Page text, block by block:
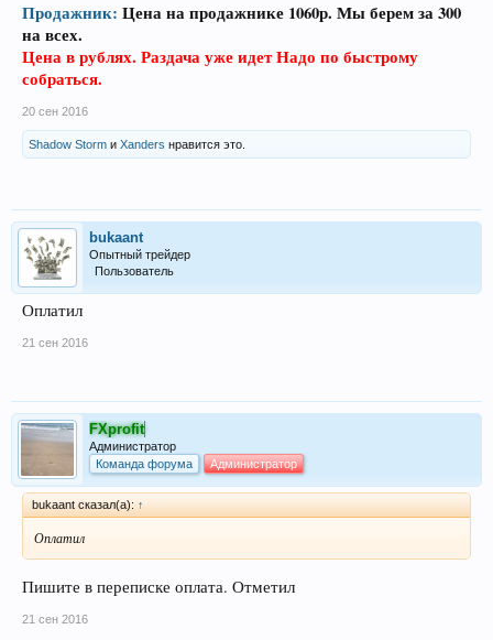
Продажник: Цена на продажнике 1060р. Мы берем за 300
на всех.
Цена в рублях. Раздача уже идет Надо по быстрому
собраться.
20 сен 2016
Shadow Storm и Xanders нравится это.
bukaant
Опытный трейдер
Пользователь
Оплатил
21 сен 2016
FXprofit
Администратор
Команда форума
Администратор
bukaant сказал(а): ↑
Оплатил
Пишите в переписке оплата. Отметил
21 сен 2016